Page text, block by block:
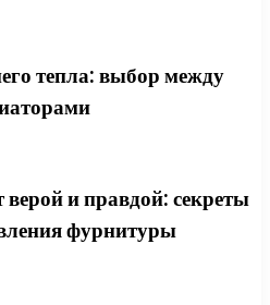
тепла: выбор между
и правдой: секреты
фурнитуры